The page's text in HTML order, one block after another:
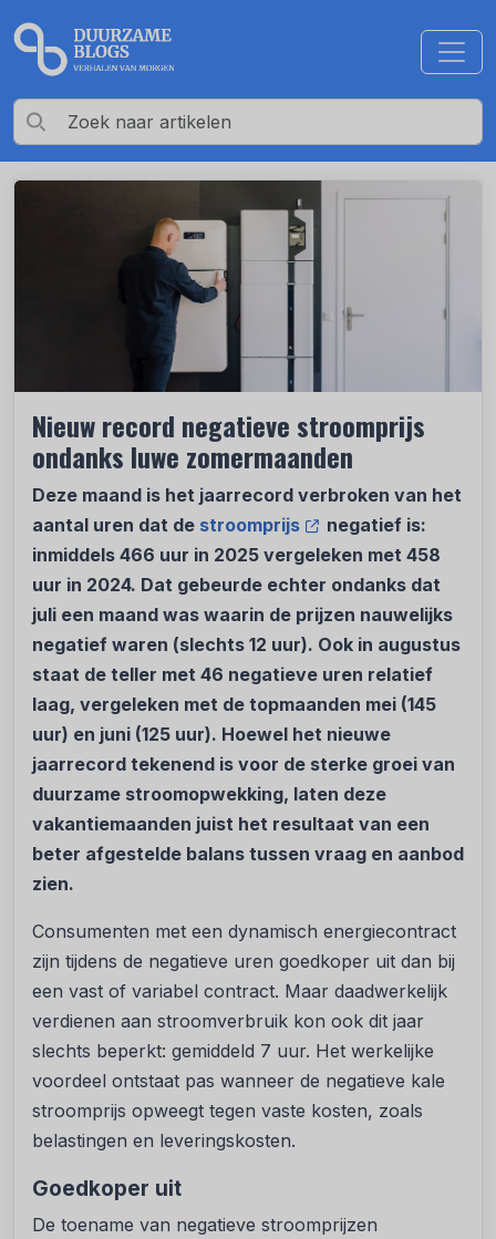
Nieuw record negatieve stroomprijs
ondanks luwe zomermaanden
Deze maand is het jaarrecord verbroken van het
aantal uren dat de stroomprijs
negatief is:
inmiddels 466 uur in 2025 vergeleken met 458
uur in 2024. Dat gebeurde echter ondanks dat
juli een maand was waarin de prijzen nauwelijks
negatief waren (slechts 12 uur). Ook in augustus
staat de teller met 46 negatieve uren relatief
laag, vergeleken met de topmaanden mei (145
uur) en juni (125 uur). Hoewel het nieuwe
jaarrecord tekenend is voor de sterke groei van
duurzame stroomopwekking, laten deze
vakantiemaanden juist het resultaat van een
beter afgestelde balans tussen vraag en aanbod
zien.
Consumenten met een dynamisch energiecontract
zijn tijdens de negatieve uren goedkoper uit dan bij
een vast of variabel contract. Maar daadwerkelijk
verdienen aan stroomverbruik kon ook dit jaar
slechts beperkt: gemiddeld 7 uur. Het werkelijke
voordeel ontstaat pas wanneer de negatieve kale
stroomprijs opweegt tegen vaste kosten, zoals
belastingen en leveringskosten.
Goedkoper uit
De toename van negatieve stroomprijzen